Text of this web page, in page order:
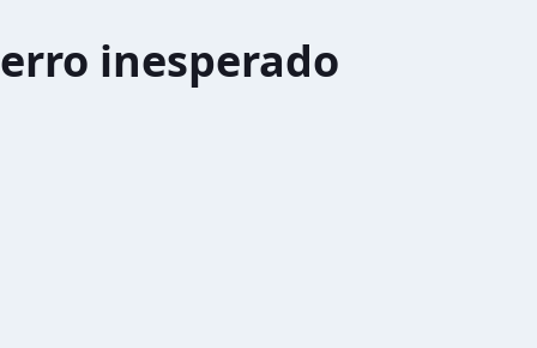
erro inesperado